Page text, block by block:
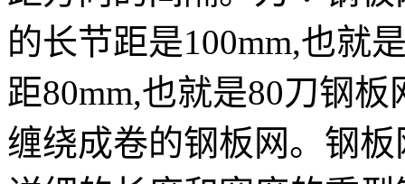
的长节距是100mm,也就
距80mm,也就是80刀钢
缠绕成卷的钢板网。钢